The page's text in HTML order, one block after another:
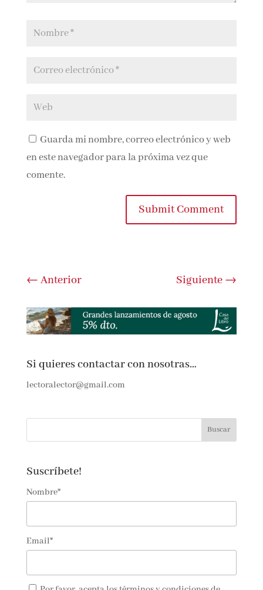
Guarda mi nombre, correo electrónico y
web en este navegador para la próxima vez que
comente.
Submit Comment
← Anterior Siguiente→
Si quieres contactar con nosotras…
lectoralector@gmail.com
Suscríbete!
Nombre*
Email*
Por favor, acepta los
términos y condiciones de